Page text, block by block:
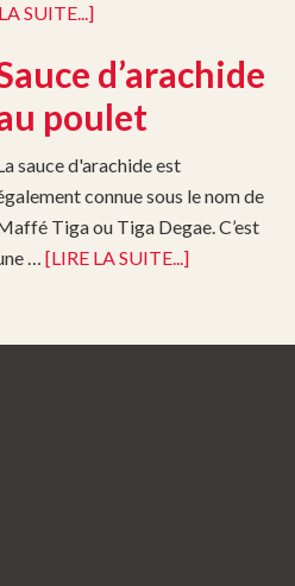
SUITE...]
d’arachide
poulet
sauce d'arachide est
connue sous le nom de
Tiga ou Tiga Degae. C’est
…[LIRE LA SUITE...]